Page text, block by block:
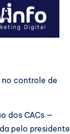
controle de
dos CACs —
pelo presidente